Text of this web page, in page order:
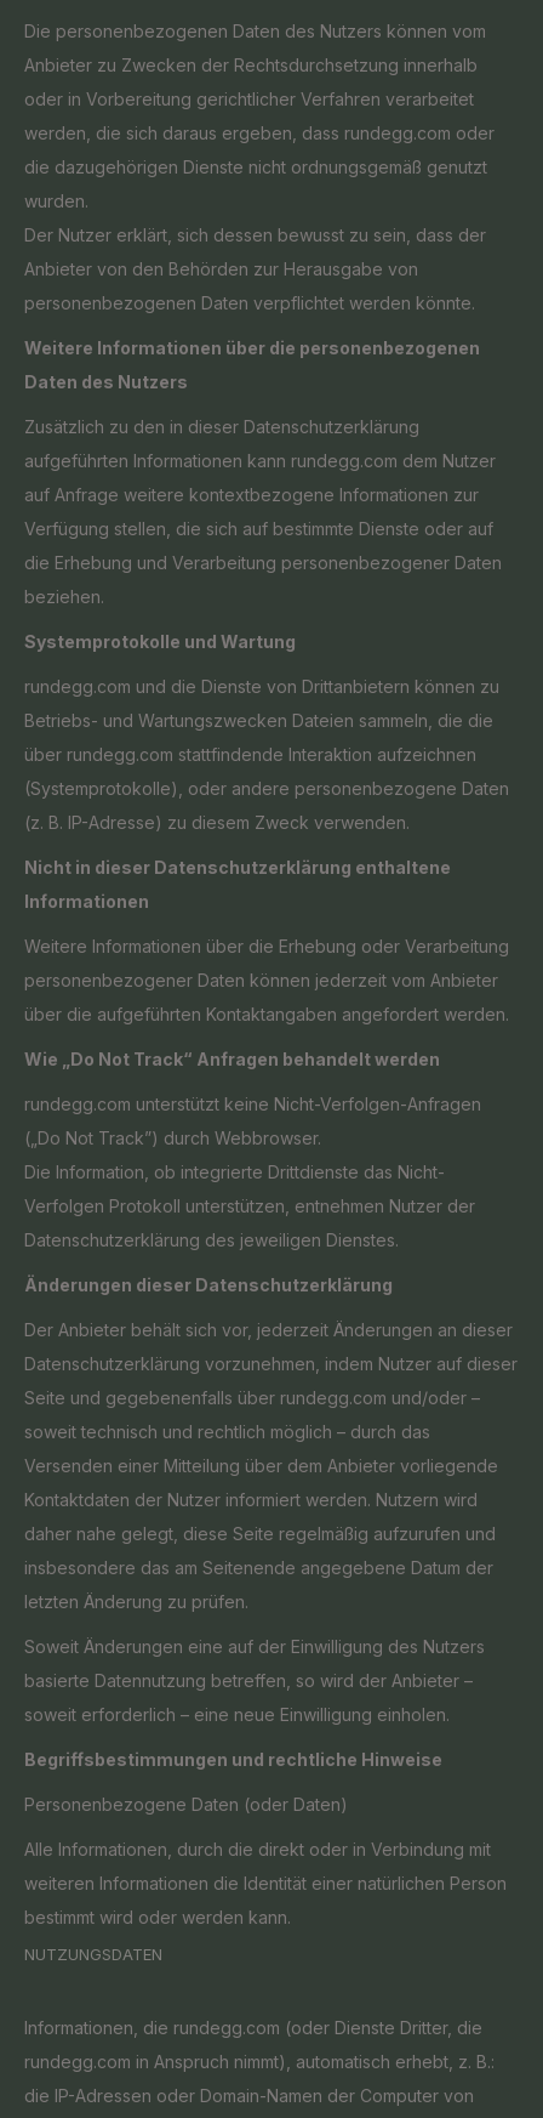
Die personenbezogenen Daten des Nutzers können vom
Anbieter zu Zwecken der Rechtsdurchsetzung innerhalb
oder in Vorbereitung gerichtlicher Verfahren verarbeitet
werden, die sich daraus ergeben, dass rundegg.com oder
die dazugehörigen Dienste nicht ordnungsgemäß genutzt
wurden.
Der Nutzer erklärt, sich dessen bewusst zu sein, dass der
Anbieter von den Behörden zur Herausgabe von
personenbezogenen Daten verpflichtet werden könnte.
Weitere Informationen über die personenbezogenen
Daten des Nutzers
Zusätzlich zu den in dieser Datenschutzerklärung
aufgeführten Informationen kann rundegg.com dem Nutzer
auf Anfrage weitere kontextbezogene Informationen zur
Verfügung stellen, die sich auf bestimmte Dienste oder auf
die Erhebung und Verarbeitung personenbezogener Daten
beziehen.
Systemprotokolle und Wartung
rundegg.com und die Dienste von Drittanbietern können zu
Betriebs- und Wartungszwecken Dateien sammeln, die die
über rundegg.com stattfindende Interaktion aufzeichnen
(Systemprotokolle), oder andere personenbezogene Daten
(z. B. IP-Adresse) zu diesem Zweck verwenden.
Nicht in dieser Datenschutzerklärung enthaltene
Informationen
Weitere Informationen über die Erhebung oder Verarbeitung
personenbezogener Daten können jederzeit vom Anbieter
über die aufgeführten Kontaktangaben angefordert werden.
Wie „Do Not Track“ Anfragen behandelt werden
rundegg.com unterstützt keine Nicht-Verfolgen-Anfragen
(„Do Not Track”) durch Webbrowser.
Die Information, ob integrierte Drittdienste das Nicht-
Verfolgen Protokoll unterstützen, entnehmen Nutzer der
Datenschutzerklärung des jeweiligen Dienstes.
Änderungen dieser Datenschutzerklärung
Der Anbieter behält sich vor, jederzeit Änderungen an dieser
Datenschutzerklärung vorzunehmen, indem Nutzer auf dieser
Seite und gegebenenfalls über rundegg.com und/oder –
soweit technisch und rechtlich möglich – durch das
Versenden einer Mitteilung über dem Anbieter vorliegende
Kontaktdaten der Nutzer informiert werden. Nutzern wird
daher nahe gelegt, diese Seite regelmäßig aufzurufen und
insbesondere das am Seitenende angegebene Datum der
letzten Änderung zu prüfen.
Soweit Änderungen eine auf der Einwilligung des Nutzers
basierte Datennutzung betreffen, so wird der Anbieter –
soweit erforderlich – eine neue Einwilligung einholen.
Begriffsbestimmungen und rechtliche Hinweise
Personenbezogene Daten (oder Daten)
Alle Informationen, durch die direkt oder in Verbindung mit
weiteren Informationen die Identität einer natürlichen Person
bestimmt wird oder werden kann.
NUTZUNGSDATEN
Informationen, die rundegg.com (oder Dienste Dritter, die
rundegg.com in Anspruch nimmt), automatisch erhebt, z. B.:
die IP-Adressen oder Domain-Namen der Computer von